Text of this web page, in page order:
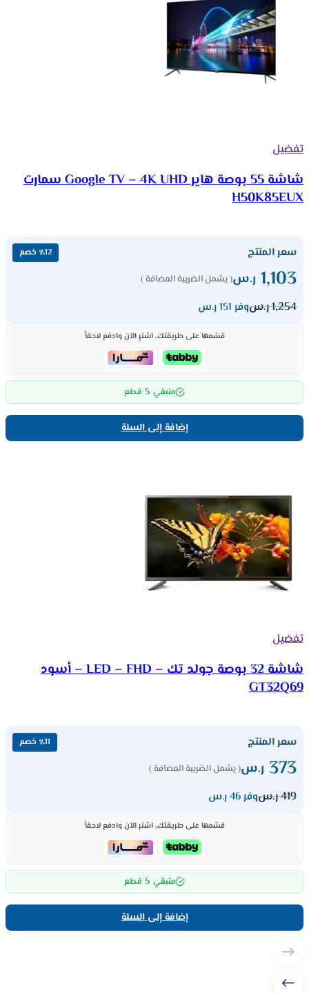
تفضيل
شاشة 55 بوصة هاير Google TV – 4K UHD سمارت
H50K85EUX
سعر المنتج ٪12 خصم
1,103 ر.س( يشمل الضريبة المضافة )
1,254ر.سوفر 151 ر.س
قسّمها على طريقتك، اشترِ الآن وادفع لاحقاً
متبقي 5 قطع
إضافة إلى السلة
تفضيل
شاشة 32 بوصة جولد تك – LED – FHD – أسود
GT32Q69
سعر المنتج ٪11 خصم
373 ر.س( يشمل الضريبة المضافة )
419ر.سوفر 46 ر.س
قسّمها على طريقتك، اشترِ الآن وادفع لاحقاً
متبقي 5 قطع
إضافة إلى السلة